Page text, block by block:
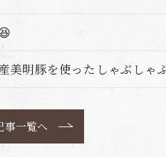
美明豚を使ったしゃぶしゃ
事一覧へ